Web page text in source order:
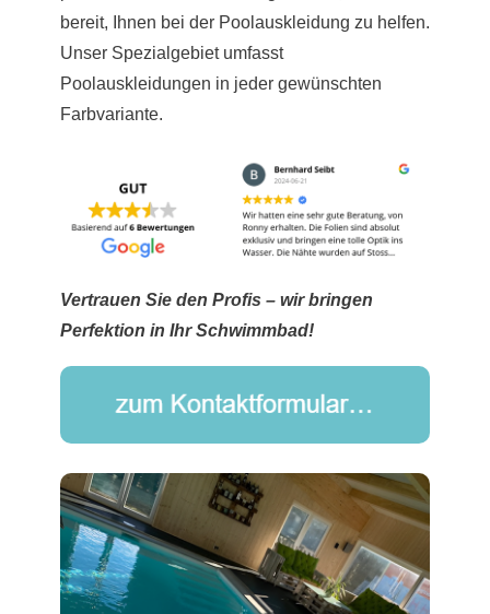
bereit, Ihnen bei der Poolauskleidung zu helfen.
Unser Spezialgebiet umfasst
Poolauskleidungen in jeder gewünschten
Farbvariante.
Vertrauen Sie den Profis – wir bringen
Perfektion in Ihr Schwimmbad!